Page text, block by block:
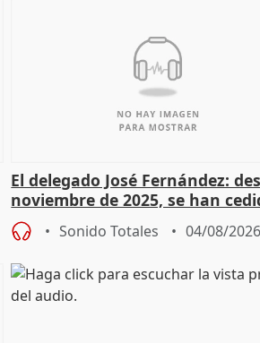
El delegado José Fernández:
noviembre de 2025, se han
9.810 ayudas por nacimiento
Sonido Totales 04/08/2026